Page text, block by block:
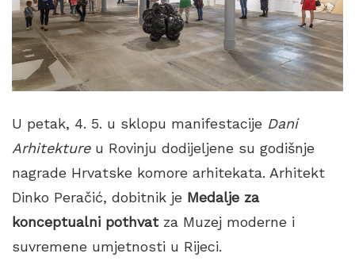
U petak, 4. 5. u sklopu manifestacije Dani
Arhitektureu Rovinju dodijeljene su godišnje
nagrade Hrvatske komore arhitekata. Arhitekt
Dinko Peračić, dobitnik je Medalje za
konceptualni pothvatza Muzej moderne i
suvremene umjetnosti u Rijeci.